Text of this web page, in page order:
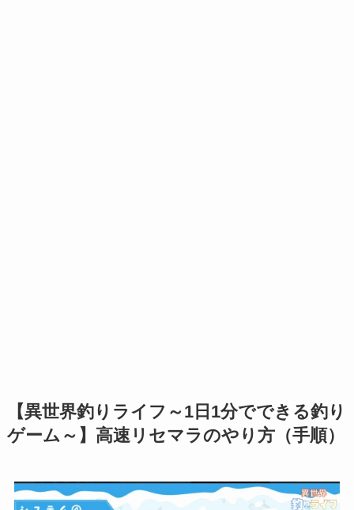
【異世界釣りライフ～1日1分でできる釣り
ゲーム～】高速リセマラのやり方（手順）